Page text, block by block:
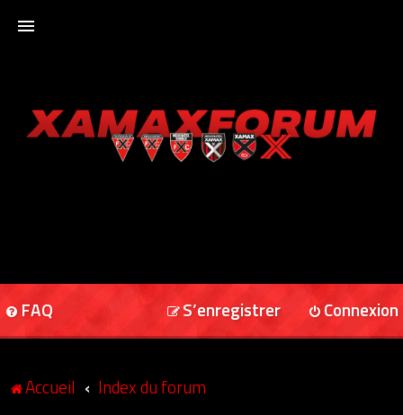
XAMAXFORUM
FAQ Connexion
S’enregistrer
Accueil Index du forum